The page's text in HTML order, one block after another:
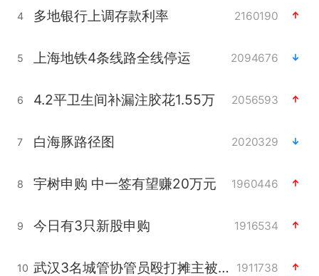
4 多地银行上调存款利率 2160190
5 上海地铁4条线路全线停运 2094676
6 4.2平卫生间补漏注胶花1.55万 2056593
7 白海豚路径图 2020329
8 宇树申购 中一签有望赚20万元 1960446
9 今日有3只新股申购 1916534
10 武汉3名城管协管员殴打摊主被刑拘 1911738